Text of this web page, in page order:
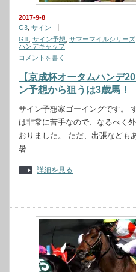
2017-9-8
G3 サイン
GⅢ サイン予想 サマーマイルシリーズ
ハンデキャップ
コメントを書く
【京成杯オータムハンデ
ン予想から狙うは3歳馬！
サイン予想家ゴーイングです。
は非常に苦手なので、なるべく
おりました。 ただ、出張なども
暑…
詳細を見る